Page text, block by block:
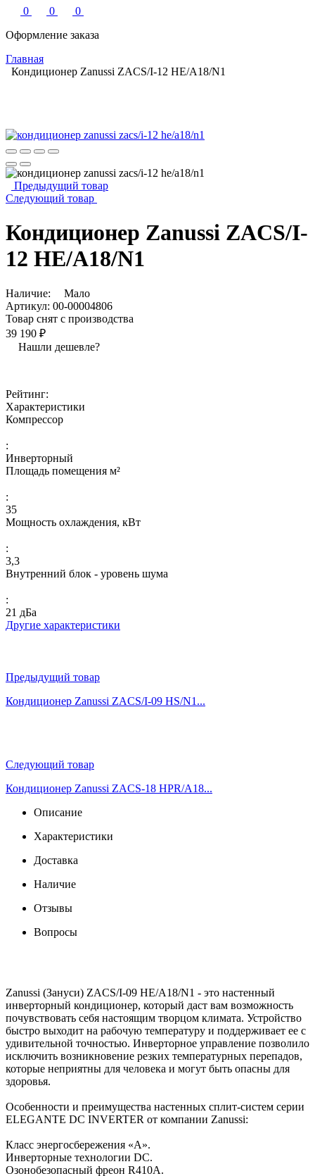
0
0
0
Оформление заказа
Главная
Кондиционер Zanussi ZACS/I-12 HE/A18/N1
Предыдущий товар
Следующий товар
Кондиционер Zanussi ZACS/I-
12 HE/A18/N1
Наличие:
Мало
Артикул: 00-00004806
Товар снят с производства
39 190 ₽
Нашли дешевле?
Рейтинг:
Характеристики
Компрессор
:
Инверторный
Площадь помещения м²
:
35
Мощность охлаждения, кВт
:
3,3
Внутренний блок - уровень шума
:
21 дБа
Другие характеристики
Предыдущий товар
Кондиционер Zanussi ZACS/I-09 HS/N1...
Следующий товар
Кондиционер Zanussi ZACS-18 HPR/A18...
Описание
Характеристики
Доставка
Наличие
Отзывы
Вопросы
Zanussi (Зануси) ZACS/I-09 HE/A18/N1 - это настенный
инверторный кондиционер, который даст вам возможность
почувствовать себя настоящим творцом климата. Устройство
быстро выходит на рабочую температуру и поддерживает ее с
удивительной точностью. Инверторное управление позволило
исключить возникновение резких температурных перепадов,
которые неприятны для человека и могут быть опасны для
здоровья.
Особенности и преимущества настенных сплит-систем серии
ELEGANTE DC INVERTER от компании Zanussi:
Класс энергосбережения «А».
Инверторные технологии DC.
Озонобезопасный фреон R410A.